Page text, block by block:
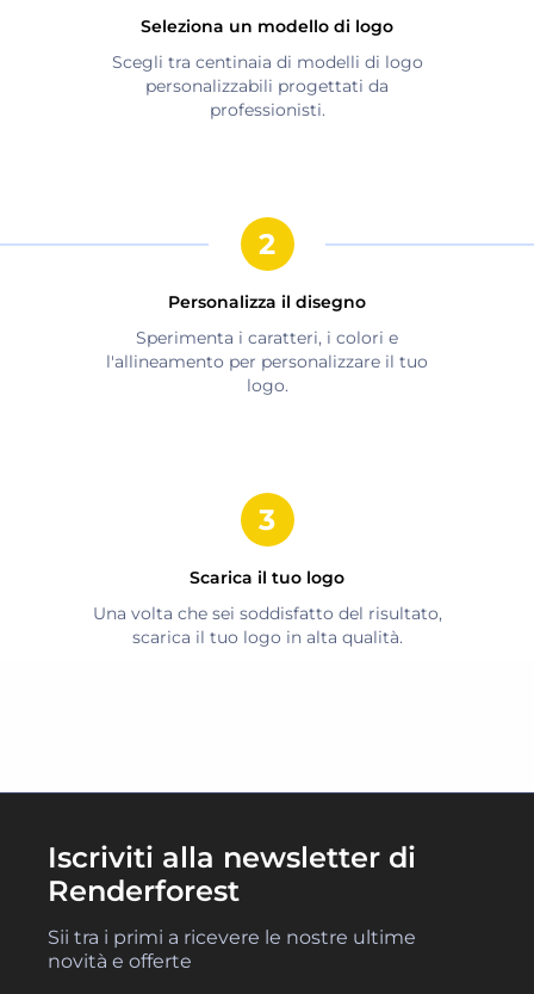
Seleziona un modello di logo
Scegli tra centinaia di modelli di logo
personalizzabili progettati da
professionisti.
Personalizza il disegno
Sperimenta i caratteri, i colori e
l'allineamento per personalizzare il tuo
logo.
Scarica il tuo logo
Una volta che sei soddisfatto del risultato,
scarica il tuo logo in alta qualità.
Iscriviti alla newsletter di
Renderforest
Sii tra i primi a ricevere le nostre ultime
novità e offerte